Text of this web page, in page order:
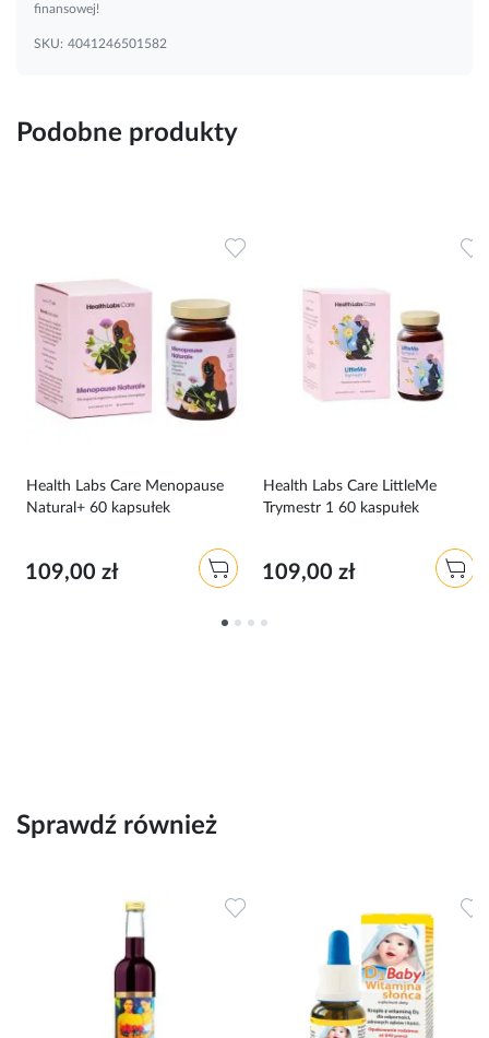
finansowej!
SKU: 4041246501582
Podobne produkty
Health Labs Care Menopause
Natural+ 60 kapsułek
109,00 zł
Dodaj do ulubionych
Health Labs Care LittleMe
Trymestr 1 60 kaspułek
109,00 zł
Sprawdź również
Dodaj do ulubionych Dodaj do ulubionych